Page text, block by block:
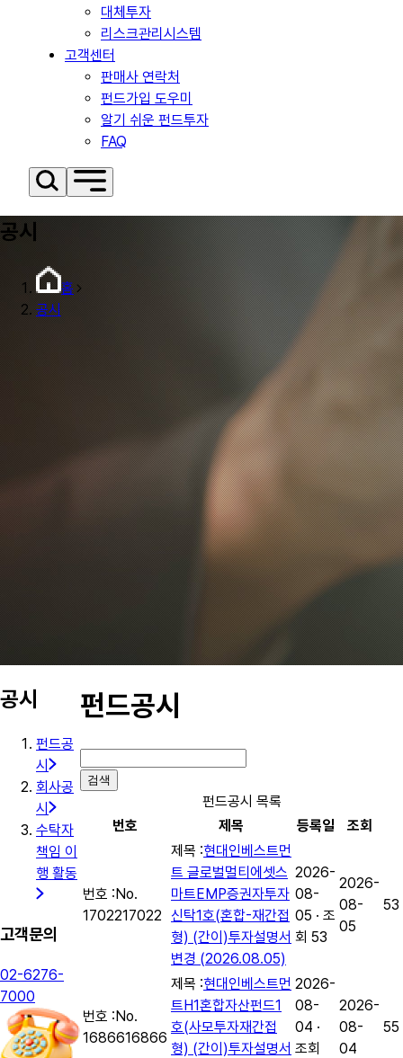
대체투자
리스크관리시스템
고객센터
판매사 연락처
펀드가입 도우미
알기 쉬운 펀드투자
FAQ
공시
홈
공시
공시
펀드공
시
회사공
시
수탁자
책임 이
행 활동
고객문의
02-6276-
7000
펀드공시
검색
펀드공시 목록
번호
제목 등록일 조회
번호 :No.
1702217022
제목 :현대인베스트먼
트 글로벌멀티에셋스
마트EMP증권자투자
신탁1호(혼합-재간접
형) (간이)투자설명서
변경 (2026.08.05)
2026-
08-
05 · 조
회 53
2026-
08-
05
53
번호 :No.
1686616866
제목 :현대인베스트먼
트H1혼합자산펀드1
호(사모투자재간접
형) (간이)투자설명서
2026-
08-
04 ·
조회
2026-
08-
04
55